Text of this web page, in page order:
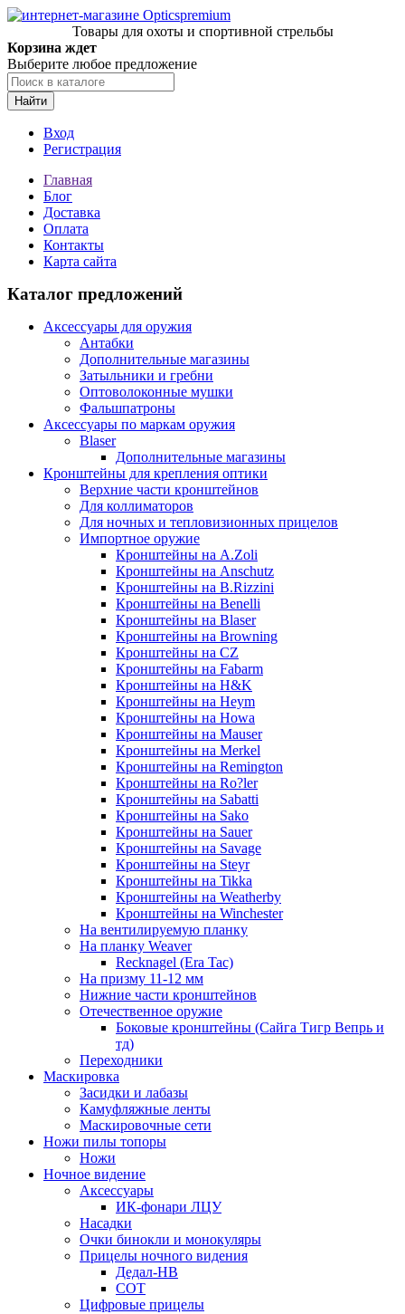
Товары для охоты и спортивной стрельбы
Корзина ждет
Выберите любое предложение
Найти
Вход
Регистрация
Главная
Блог
Доставка
Оплата
Контакты
Карта сайта
Каталог предложений
Аксессуары для оружия
Антабки
Дополнительные магазины
Затыльники и гребни
Оптоволоконные мушки
Фальшпатроны
Аксессуары по маркам оружия
Blaser
Дополнительные магазины
Кронштейны для крепления оптики
Верхние части кронштейнов
Для коллиматоров
Для ночных и тепловизионных прицелов
Импортное оружие
Кронштейны на A.Zoli
Кронштейны на Anschutz
Кронштейны на B.Rizzini
Кронштейны на Benelli
Кронштейны на Blaser
Кронштейны на Browning
Кронштейны на CZ
Кронштейны на Fabarm
Кронштейны на H&K
Кронштейны на Heym
Кронштейны на Howa
Кронштейны на Mauser
Кронштейны на Merkel
Кронштейны на Remington
Кронштейны на Ro?ler
Кронштейны на Sabatti
Кронштейны на Sako
Кронштейны на Sauer
Кронштейны на Savage
Кронштейны на Steyr
Кронштейны на Tikka
Кронштейны на Weatherby
Кронштейны на Winchester
На вентилируемую планку
На планку Weaver
Recknagel (Era Tac)
На призму 11-12 мм
Нижние части кронштейнов
Отечественное оружие
Боковые кронштейны (Сайга Тигр Вепрь и
тд)
Переходники
Маскировка
Засидки и лабазы
Камуфляжные ленты
Маскировочные сети
Ножи пилы топоры
Ножи
Ночное видение
Аксессуары
ИК-фонари ЛЦУ
Насадки
Очки бинокли и монокуляры
Прицелы ночного видения
Дедал-НВ
СОТ
Цифровые прицелы